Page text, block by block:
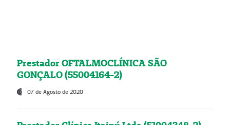
Prestador OFTALMOCLÍNICA SÃO
GONÇALO (55004164-2)
07 de Agosto de 2020